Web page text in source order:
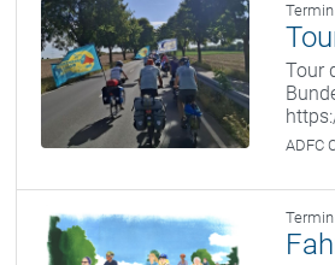
Termin
Tour
ADFC
Termin